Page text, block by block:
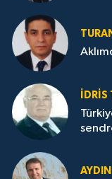
İDRİS
AYDIN